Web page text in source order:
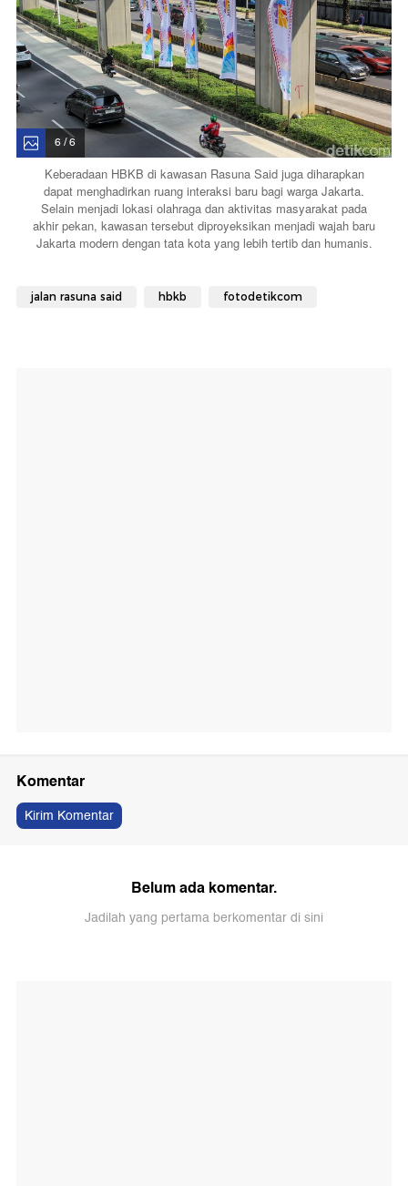
6 / 6
Keberadaan HBKB di kawasan Rasuna Said juga diharapkan
dapat menghadirkan ruang interaksi baru bagi warga Jakarta.
Selain menjadi lokasi olahraga dan aktivitas masyarakat pada
akhir pekan, kawasan tersebut diproyeksikan menjadi wajah baru
Jakarta modern dengan tata kota yang lebih tertib dan humanis.
jalan rasuna said hbkb fotodetikcom
Komentar
Kirim Komentar
Belum ada komentar.
Jadilah yang pertama berkomentar di sini